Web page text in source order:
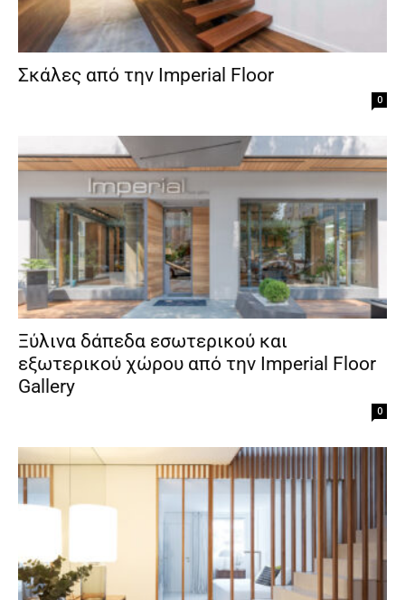
Σκάλες από την Imperial Floor
0
Ξύλινα δάπεδα εσωτερικού και
εξωτερικού χώρου από την Imperial Floor
Gallery
0